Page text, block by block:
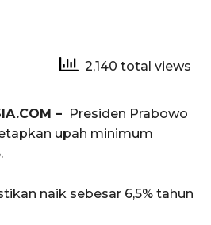
2,140 total views
– Presiden Prabowo
upah minimum
naik sebesar 6,5% tahun